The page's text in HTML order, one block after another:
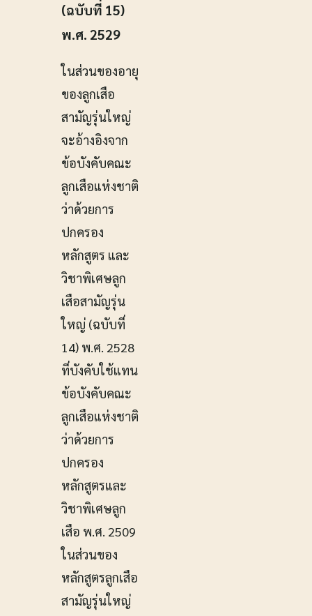
(ฉบับที่ 15)
พ.ศ. 2529
ในส่วนของอายุ
ของลูกเสือ
สามัญรุ่นใหญ่
จะอ้างอิงจาก
ข้อบังคับคณะ
ลูกเสือแห่งชาติ
ว่าด้วยการ
ปกครอง
หลักสูตร และ
วิชาพิเศษลูก
เสือสามัญรุ่น
ใหญ่ (ฉบับที่
14) พ.ศ. 2528
ที่บังคับใช้แทน
ข้อบังคับคณะ
ลูกเสือแห่งชาติ
ว่าด้วยการ
ปกครอง
หลักสูตรและ
วิชาพิเศษลูก
เสือ พ.ศ. 2509
ในส่วนของ
หลักสูตรลูกเสือ
สามัญรุ่นใหญ่